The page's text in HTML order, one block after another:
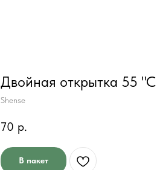
Двойная открытка 55
Shense
70 р.
В пакет